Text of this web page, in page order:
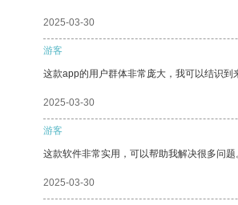
2025-03-30
游客
这款app的用户群体非常庞大，我可以结识到
2025-03-30
游客
这款软件非常实用，可以帮助我解决很多问
2025-03-30